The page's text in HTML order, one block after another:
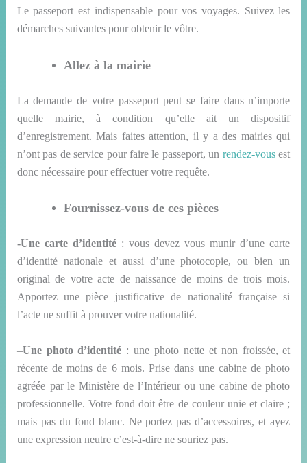
Le passeport est indispensable pour vos voyages. Suivez les
démarches suivantespour obtenir le vôtre.
Allez à la mairie
La demande de votre passeport peut se faire dans n’importe
quelle mairie, à condition qu’elle aitun dispositif
d’enregistrement. Mais faites attention, il y a des mairiesqui
n’ont pas de service pour faire le passeport, un rendez-vousest
donc nécessaire pour effectuer votre requête.
Fournissez-vous de ces pièces
-Une carte d’identité: vous devez vous munir d’une carte
d’identité nationaleet aussi d’une photocopie, ou bien un
original de votre acte de naissance de moins de trois mois.
Apportez une pièce justificative de nationalité française si
l’acte ne suffit à prouver votre nationalité.
–Une photo d’identité : une photo nette et non froissée, et
récente demoins de 6 mois. Prise dans une cabine de photo
agréée parle Ministère de l’Intérieur ou une cabine de photo
professionnelle. Votre fond doit être de couleur unie et claire ;
mais pas du fond blanc. Ne portez pas d’accessoires, et ayez
une expression neutre c’est-à-dire ne souriez pas.